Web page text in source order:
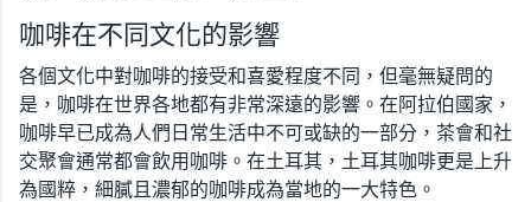
咖啡在不同文化的影響
各個文化中對咖啡的接受和喜愛程度不同，但毫無疑問的
是，咖啡在世界各地都有非常深遠的影響。在阿拉伯國家，
咖啡早已成為人們日常生活中不可或缺的一部分，茶會和社
交聚會通常都會飲用咖啡。在土耳其，土耳其咖啡更是上升
為國粹，細膩且濃郁的咖啡成為當地的一大特色。